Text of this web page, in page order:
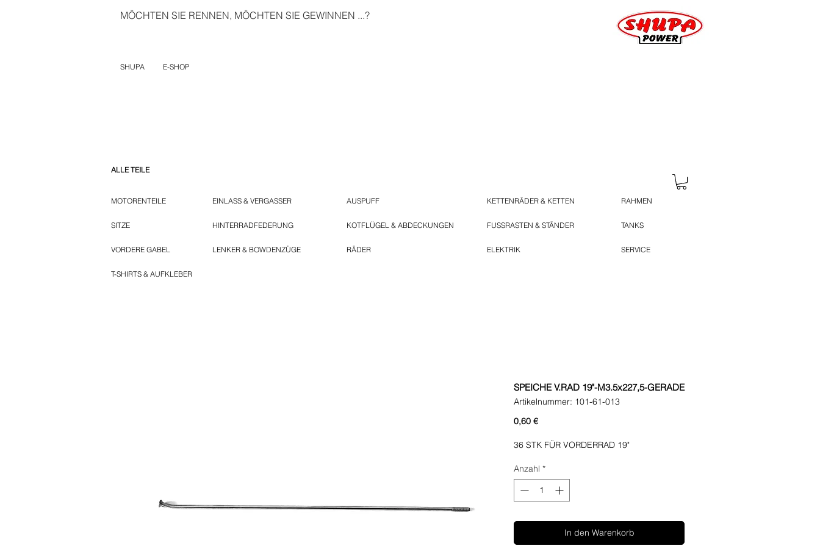
MÖCHTEN SIE RENNEN, MÖCHTEN SIE GEWINNEN ...?
SHUPA E-SHOP
ALLE TEILE
MOTORENTEILE
SITZE
VORDERE GABEL
EINLASS & VERGASSER
HINTERRADFEDERUNG
LENKER & BOWDENZÜGE
AUSPUFF
KOTFLÜGEL & ABDECKUNGEN
RÄDER
KETTENRÄDER & KETTEN
FUSSRASTEN & STÄNDER
ELEKTRIK
RAHMEN
TANKS
SERVICE
T-SHIRTS & AUFKLEBER
SPEICHE V.RAD 19"-M3.5x227,5-GERADE
Artikelnummer: 101-61-013
0,60 €Preis
36 STK FÜR VORDERRAD 19"
Anzahl *
In den Warenkorb